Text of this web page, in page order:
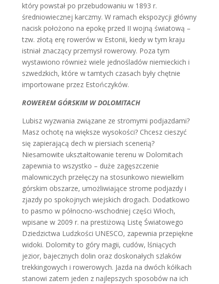
który powstał po przebudowaniu w 1893 r.
średniowiecznej karczmy. W ramach ekspozycji główny
nacisk położono na epokę przed II wojną światową –
tzw. złotą erę rowerów w Estonii, kiedy w tym kraju
istniał znaczący przemysł rowerowy. Poza tym
wystawiono również wiele jednośladów niemieckich i
szwedzkich, które w tamtych czasach były chętnie
importowane przez Estończyków.
ROWEREM GÓRSKIM W DOLOMITACH
Lubisz wyzwania związane ze stromymi podjazdami?
Masz ochotę na większe wysokości? Chcesz cieszyć
się zapierającą dech w piersiach scenerią?
Niesamowite ukształtowanie terenu w Dolomitach
zapewnia to wszystko – duże zagęszczenie
malowniczych przełęczy na stosunkowo niewielkim
górskim obszarze, umożliwiające strome podjazdy i
zjazdy po spokojnych wiejskich drogach. Dodatkowo
to pasmo w północno-wschodniej części Włoch,
wpisane w 2009 r. na prestiżową Listę Światowego
Dziedzictwa Ludzkości UNESCO, zapewnia przepiękne
widoki. Dolomity to góry magii, cudów, lśniących
jezior, bajecznych dolin oraz doskonałych szlaków
trekkingowych i rowerowych. Jazda na dwóch kółkach
stanowi zatem jeden z najlepszych sposobów na ich